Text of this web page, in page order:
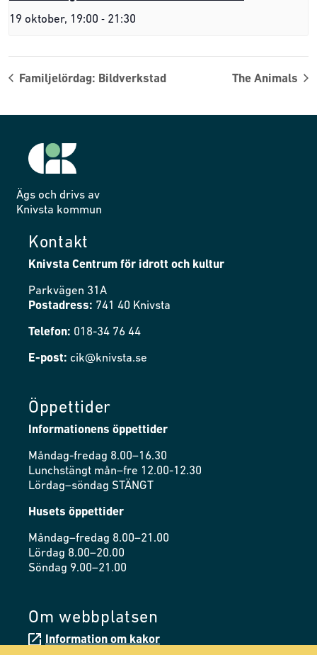
19 oktober, 19:00 - 21:30
Familjelördag: Bildverkstad The Animals
Ägs och drivs av
Knivsta kommun
Kontakt
Knivsta Centrum för idrott och kultur
Parkvägen 31A
Postadress: 741 40 Knivsta
Telefon: 018-34 76 44
E-post: cik@knivsta.se
Öppettider
Informationens öppettider
Måndag-fredag 8.00–16.30
Lunchstängt mån–fre 12.00-12.30
Lördag–söndag STÄNGT
Husets öppettider
Måndag–fredag 8.00–21.00
Lördag 8.00–20.00
Söndag 9.00–21.00
Om webbplatsen
Information om kakor